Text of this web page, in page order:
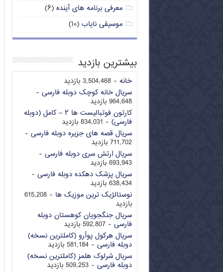
معرفی برنامه های آینده (۶)
موسیقی نایاب (۱۰)
بیشترین بازدید
خانه - 3,504,468 بازدید
سریال خانه کوچک دوبله فارسی -
964,648 بازدید
کارتون فوتبالیست ها ۲ – کامل (دوبله
فارسی) - 834,031 بازدید
سریال قصه های جزیره دوبله فارسی -
711,702 بازدید
سریال ارتش سری دوبله فارسی -
693,943 بازدید
سریال پزشک دهکده دوبله فارسی -
638,434 بازدید
نوستالژیک ترین موزیک ها
- 615,208
بازدید
سریال جنگجویان کوهستان دوبله
فارسی - 592,807 بازدید
سریال هرکول پوآرو (کاملترین نسخه)
دوبله فارسی - 581,184 بازدید
سریال شرلوک هلمز (کاملترین نسخه)
دوبله فارسی - 509,253 بازدید